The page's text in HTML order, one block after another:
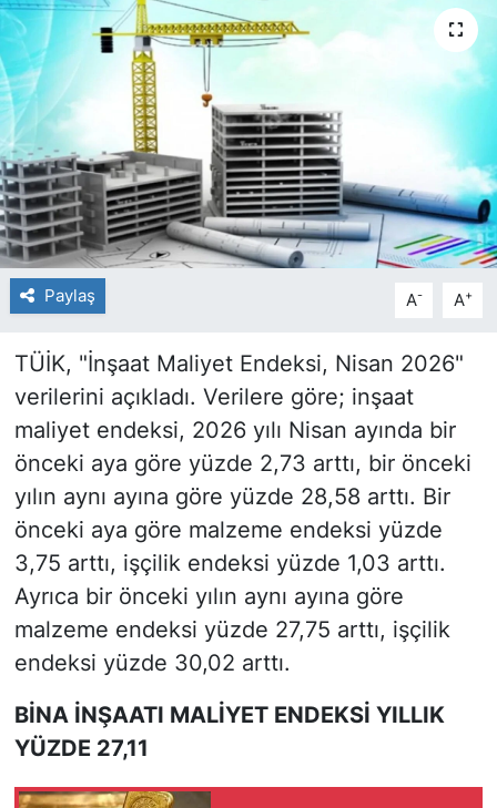
Paylaş A- A+
TÜİK, "İnşaat Maliyet Endeksi, Nisan 2026"
verilerini açıkladı. Verilere göre; inşaat
maliyet endeksi, 2026 yılı Nisan ayında bir
önceki aya göre yüzde 2,73 arttı, bir önceki
yılın aynı ayına göre yüzde 28,58 arttı. Bir
önceki aya göre malzeme endeksi yüzde
3,75 arttı, işçilik endeksi yüzde 1,03 arttı.
Ayrıca bir önceki yılın aynı ayına göre
malzeme endeksi yüzde 27,75 arttı, işçilik
endeksi yüzde 30,02 arttı.
BİNA İNŞAATI MALİYET ENDEKSİ YILLIK
YÜZDE 27,11